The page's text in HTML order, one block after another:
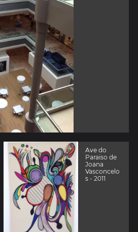
Ave do
Paraiso de
Joana
Vasconcelo
s - 2011